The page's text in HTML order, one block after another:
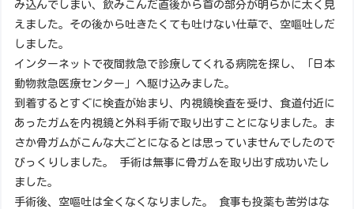
み込んでしまい、飲みこんだ直後から首の部分が明らかに太く見
えました。その後から吐きたくても吐けない仕草で、空嘔吐しだ
しました。
インターネットで夜間救急で診療してくれる病院を探し、「日本
動物救急医療センター」へ駆け込みました。
到着するとすぐに検査が始まり、内視鏡検査を受け、食道付近に
あったガムを内視鏡と外科手術で取り出すことになりました。ま
さか骨ガムがこんな大ごとになるとは思っていませんでしたので
びっくりしました。 手術は無事に骨ガムを取り出す成功いたし
ました。
手術後、空嘔吐は全くなくなりました。 食事も投薬も苦労はな